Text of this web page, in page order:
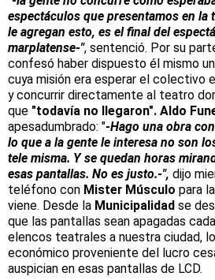
espectáculos que presentamos en la
le agregan esto, es el final del
marplatense-", sentenció. Por su
confesó haber dispuesto él mismo
cuya misión era esperar el colectivo
y concurrir directamente al teatro
que "todavía no llegaron". Aldo
apesadumbrado: "-Hago una obra
lo que a la gente le interesa no son
tele misma. Y se quedan horas
esas pantallas. No es justo.-", dijo
teléfono con Mister Músculo para
viene. Desde la Municipalidad se
que las pantallas sean apagadas
elencos teatrales a nuestra ciudad,
económico proveniente del lucro
auspician en esas pantallas de LCD.